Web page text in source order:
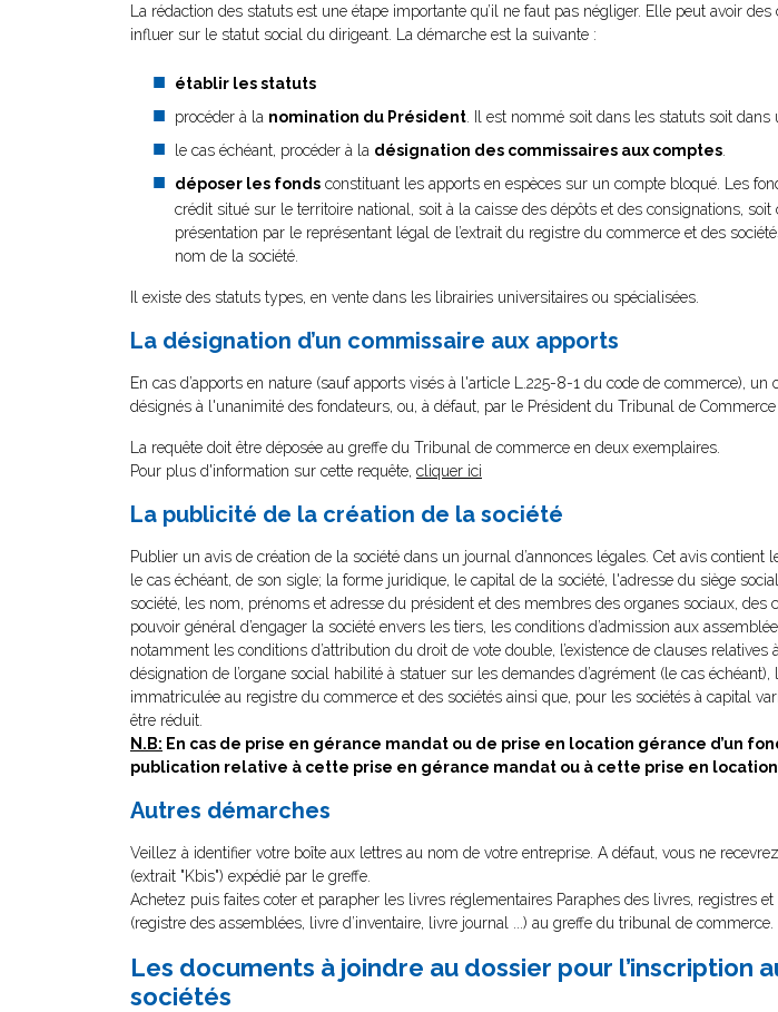
La rédaction des statuts est une étape importante qu’il ne faut pas négliger. Elle peut avoir
influer sur le statut social du dirigeant. La démarche est la suivante :
établir les statuts
procéder à la nomination du Président . Il est nommé soit dans les statuts soit dans
le cas échéant, procéder à la désignation des commissaires aux comptes
déposer les fonds constituant les apports en espèces sur un compte bloqué. Les
crédit situé sur le territoire national, soit à la caisse des dépôts et des consignations,
présentation par le représentant légal de l’extrait du registre du commerce et des
nom de la société.
Il existe des statuts types, en vente dans les librairies universitaires ou spécialisées
La désignation d’un commissaire aux apports
En cas d’apports en nature (sauf apports visés à l'article L.225-8-1 du code de commerce),
désignés à l'unanimité des fondateurs, ou, à défaut, par le Président du Tribunal de
La requête doit être déposée au greffe du Tribunal de commerce en deux exemplaires.
Pour plus d'information sur cette requête, cliquer ici
La publicité de la création de la société
Publier un avis de création de la société dans un journal d’annonces légales. Cet avis
le cas échéant, de son sigle; la forme juridique, le capital de la société, l'adresse du siège
société, les nom, prénoms et adresse du président et des membres des organes sociaux,
pouvoir général d’engager la société envers les tiers, les conditions d’admission aux
notamment les conditions d’attribution du droit de vote double, l’existence de clauses relatives
désignation de l’organe social habilité à statuer sur les demandes d’agrément (le cas
immatriculée au registre du commerce et des sociétés ainsi que, pour les sociétés à capital
être réduit.
N.B: En cas de prise en gérance mandat ou de prise en location gérance d’un
publication relative à cette prise en gérance mandat ou à cette prise en
Autres démarches
Veillez à identifier votre boîte aux lettres au nom de votre entreprise. A défaut, vous ne
(extrait "Kbis") expédié par le greffe.
Achetez puis faites coter et parapher les livres réglementaires Paraphes des livres, registres et
(registre des assemblées, livre d’inventaire, livre journal ...) au greffe du tribunal de commerce.
Les documents à joindre au dossier pour l’inscription
sociétés